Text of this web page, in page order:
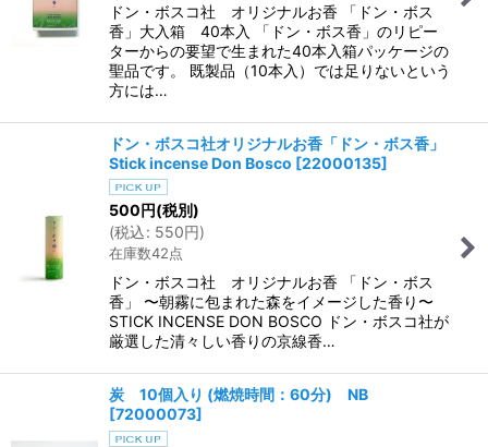
ドン・ボスコ社 オリジナルお香 「ドン・ボス
香」大入箱 40本入 「ドン・ボス香」のリピー
ターからの要望で生まれた40本入箱パッケージの
聖品です。 既製品（10本入）では足りないという
方には…
ドン・ボスコ社オリジナルお香「ドン・ボス香」
Stick incense Don Bosco [22000135]
500円(税別)
(税込: 550円)
在庫数42点
ドン・ボスコ社 オリジナルお香 「ドン・ボス
香」 〜朝霧に包まれた森をイメージした香り〜
STICK INCENSE DON BOSCO ドン・ボスコ社が
厳選した清々しい香りの京線香…
炭 10個入り (燃焼時間：60分) NB
[72000073]